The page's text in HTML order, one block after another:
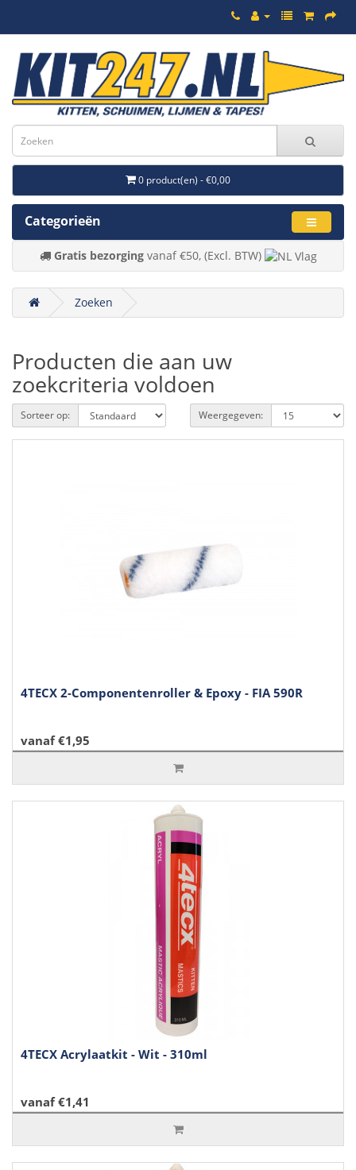
0 product(en) - €0,00
Categorieën
Gratis bezorgingvanaf €50, (Excl. BTW)
Zoeken
Producten die aan uw
zoekcriteria voldoen
Sorteer op: Weergegeven:
4TECX 2-Componentenroller & Epoxy - FIA 590R
vanaf €1,95
4TECX Acrylaatkit - Wit - 310ml
vanaf €1,41